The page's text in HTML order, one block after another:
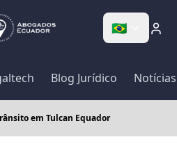
🇧🇷
Blog Jurídico Notícias
em Tulcan Equador